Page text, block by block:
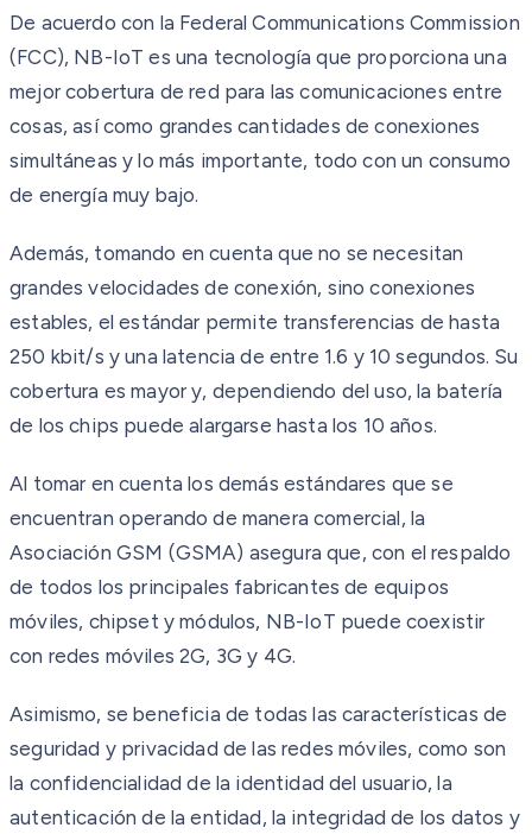
De acuerdo con la Federal Communications Commission
(FCC), NB-IoT es una tecnología que proporciona una
mejor cobertura de red para las comunicaciones entre
cosas, así como grandes cantidades de conexiones
simultáneas y lo más importante, todo con un consumo
de energía muy bajo.
Además, tomando en cuenta que no se necesitan
grandes velocidades de conexión, sino conexiones
estables, el estándar permite transferencias de hasta
250 kbit/s y una latencia de entre 1.6 y 10 segundos. Su
cobertura es mayor y, dependiendo del uso, la batería
de los chips puede alargarse hasta los 10 años.
Al tomar en cuenta los demás estándares que se
encuentran operando de manera comercial, la
Asociación GSM (GSMA) asegura que, con el respaldo
de todos los principales fabricantes de equipos
móviles, chipset y módulos, NB-IoT puede coexistir
con redes móviles 2G, 3G y 4G.
Asimismo, se beneficia de todas las características de
seguridad y privacidad de las redes móviles, como son
la confidencialidad de la identidad del usuario, la
autenticación de la entidad, la integridad de los datos y